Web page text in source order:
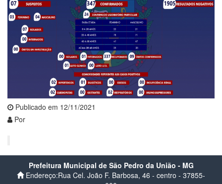
Publicado em 12/11/2021
Por
Prefeitura Municipal de São Pedro da União - MG
Endereço:Rua Cel. João F. Barbosa, 46 - centro - 37855-